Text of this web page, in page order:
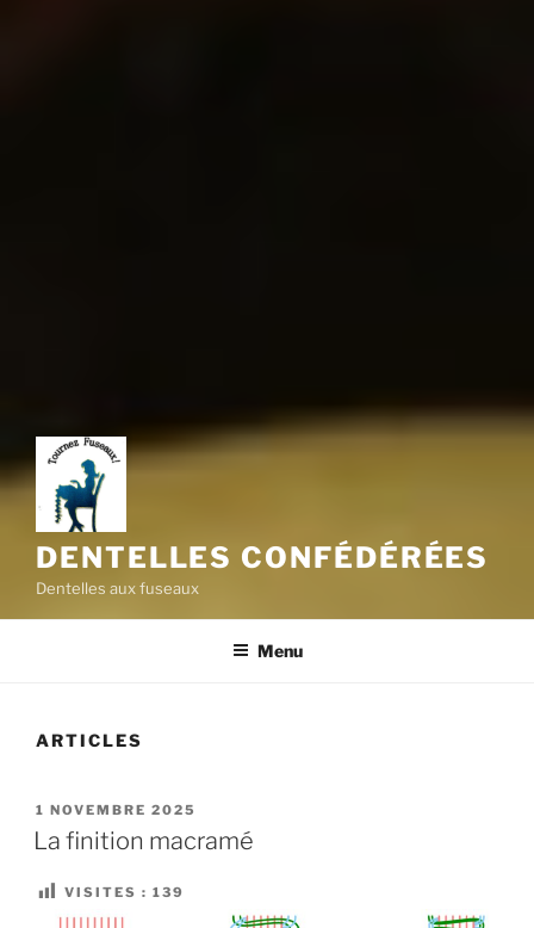
DENTELLES CONFÉDÉRÉES
Dentelles aux fuseaux
Menu
ARTICLES
PUBLIÉ
LE
1 NOVEMBRE 2025
La finition macramé
VISITES : 139